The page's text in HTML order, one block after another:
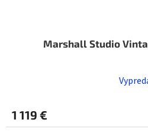
Marshall Studio
1 119 €